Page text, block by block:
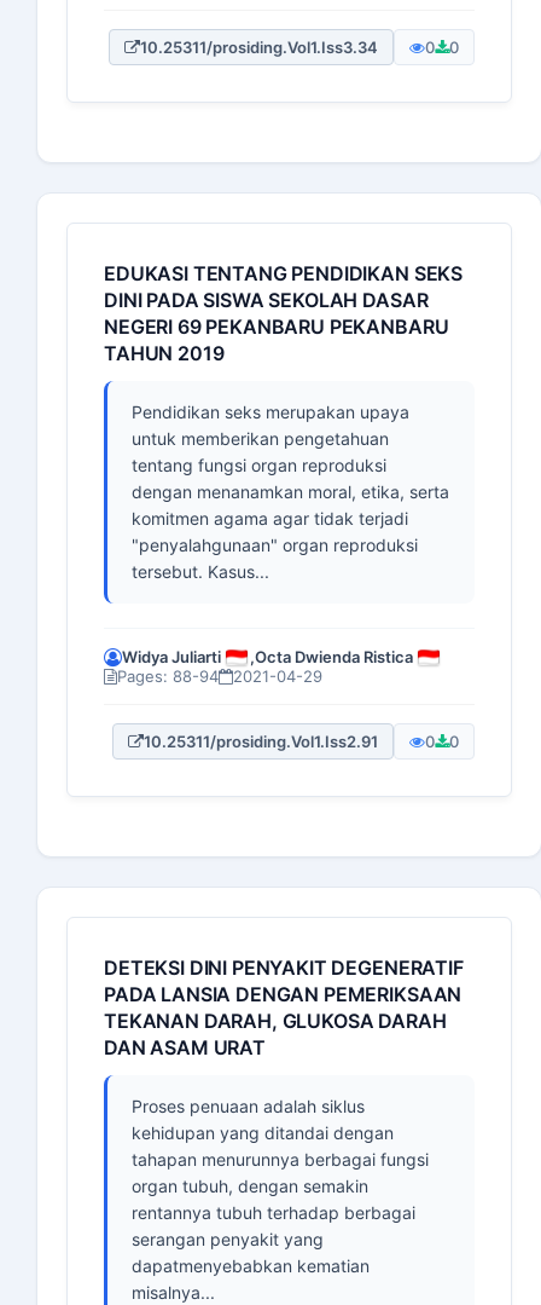
10.25311/prosiding.Vol1.Iss3.34 0 0
EDUKASI TENTANG PENDIDIKAN SEKS
DINI PADA SISWA SEKOLAH DASAR
NEGERI 69 PEKANBARU PEKANBARU
TAHUN 2019
Pendidikan seks merupakan upaya
untuk memberikan pengetahuan
tentang fungsi organ reproduksi
dengan menanamkan moral, etika, serta
komitmen agama agar tidak terjadi
"penyalahgunaan" organ reproduksi
tersebut. Kasus...
Widya Juliarti ,Octa Dwienda Ristica
Pages: 88-94
2021-04-29
10.25311/prosiding.Vol1.Iss2.91 0 0
DETEKSI DINI PENYAKIT DEGENERATIF
PADA LANSIA DENGAN PEMERIKSAAN
TEKANAN DARAH, GLUKOSA DARAH
DAN ASAM URAT
Proses penuaan adalah siklus
kehidupan yang ditandai dengan
tahapan menurunnya berbagai fungsi
organ tubuh, dengan semakin
rentannya tubuh terhadap berbagai
serangan penyakit yang
dapatmenyebabkan kematian
misalnya...